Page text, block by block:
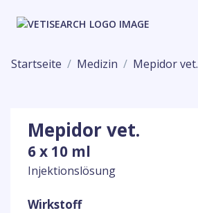
Startseite Medizin Mepidor vet.
Mepidor vet.
6 x 10 ml
Injektionslösung
Wirkstoff